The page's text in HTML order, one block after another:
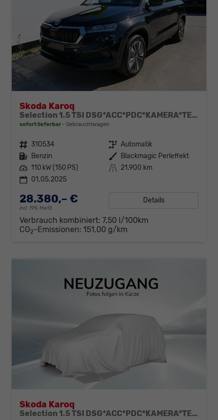
Skoda Karoq
Selection 1.5 TSI DSG*ACC*PDC*KAMERA*TEMPOMAT*LED*SMARTLINK*KLIMA*RADIO*17-ZOLL
sofort lieferbar Gebrauchtwagen
Fahrzeugnr. 310534 Getriebe Automatik
Kraftstoff Benzin Außenfarbe Blackmagic Perleffekt
Leistung 110 kW (150 PS) Kilometerstand 21.900 km
01.05.2025
28.380,– €
incl. 19% MwSt.
Details
Verbrauch kombiniert: 7,50 l/100km
CO2-Emissionen: 151,00 g/km
Skoda Karoq
Selection 1.5 TSI DSG*ACC*PDC*KAMERA*TEMPOMAT*LED*SMARTLINK*KLIMA*RADIO*17-ZOLL